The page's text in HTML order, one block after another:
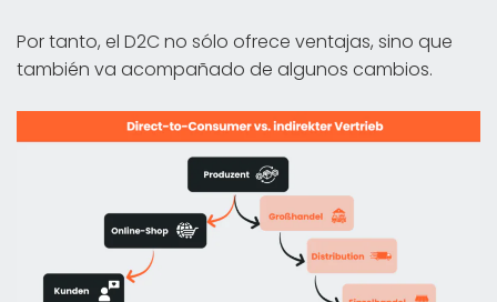
Por tanto, el D2C no sólo ofrece ventajas, sino que
también va acompañado de algunos cambios.